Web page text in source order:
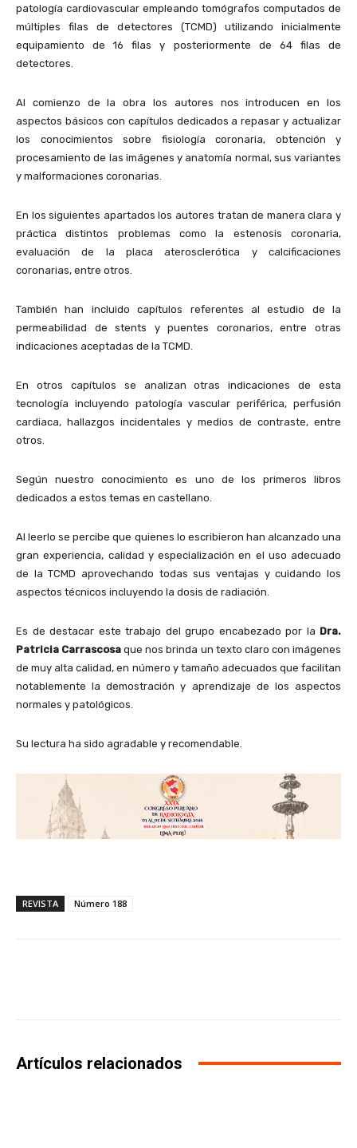
patología cardiovascular empleando tomógrafos computados de
múltiples filas de detectores (TCMD) utilizando inicialmente
equipamiento de 16 filas y posteriormente de 64 filas de
detectores.
Al comienzo de la obra los autores nos introducen en los
aspectos básicos con capítulos dedicados a repasar y actualizar
los conocimientos sobre fisiología coronaria, obtención y
procesamiento de las imágenes y anatomía normal, sus variantes
y malformaciones coronarias.
En los siguientes apartados los autores tratan de manera clara y
práctica distintos problemas como la estenosis coronaria,
evaluación de la placa aterosclerótica y calcificaciones
coronarias, entre otros.
También han incluido capítulos referentes al estudio de la
permeabilidad de stents y puentes coronarios, entre otras
indicaciones aceptadas de la TCMD.
En otros capítulos se analizan otras indicaciones de esta
tecnología incluyendo patología vascular periférica, perfusión
cardiaca, hallazgos incidentales y medios de contraste, entre
otros.
Según nuestro conocimiento es uno de los primeros libros
dedicados a estos temas en castellano.
Al leerlo se percibe que quienes lo escribieron han alcanzado una
gran experiencia, calidad y especialización en el uso adecuado
de la TCMD aprovechando todas sus ventajas y cuidando los
aspectos técnicos incluyendo la dosis de radiación.
Es de destacar este trabajo del grupo encabezado por la Dra.
Patricia Carrascosa que nos brinda un texto claro con imágenes
de muy alta calidad, en número y tamaño adecuados que facilitan
notablemente la demostración y aprendizaje de los aspectos
normales y patológicos.
Su lectura ha sido agradable y recomendable.
REVISTA Número 188
Artículos relacionados